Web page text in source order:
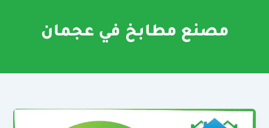
مصنع مطابخ في عجمان